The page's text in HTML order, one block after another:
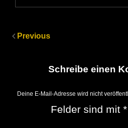
Previous
Schreibe einen
Deine E-Mail-Adresse wird nicht
Felder sind mit *